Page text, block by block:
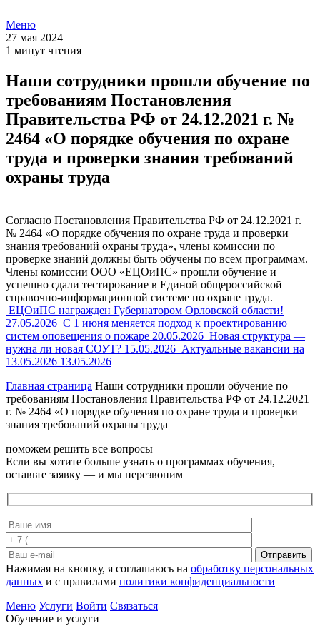
Меню
27 мая 2024
1 минут чтения
Наши сотрудники прошли обучение по
требованиям Постановления
Правительства РФ от 24.12.2021 г. №
2464 «О порядке обучения по охране
труда и проверки знания требований
охраны труда
Согласно Постановления Правительства РФ от 24.12.2021 г.
№ 2464 «О порядке обучения по охране труда и проверки
знания требований охраны труда», члены комиссии по
проверке знаний должны быть обучены по всем программам.
Члены комиссии ООО «ЕЦОиПС» прошли обучение и
успешно сдали тестирование в Единой общероссийской
справочно-информационной системе по охране труда.
ЕЦОиПС награжден Губернатором Орловской области!
27.05.2026 С 1 июня меняется подход к проектированию
систем оповещения о пожаре 20.05.2026 Новая структура —
нужна ли новая СОУТ? 15.05.2026 Актуальные вакансии на
13.05.2026 13.05.2026
Главная страница Наши сотрудники прошли обучение по
требованиям Постановления Правительства РФ от 24.12.2021
г. № 2464 «О порядке обучения по охране труда и проверки
знания требований охраны труда
поможем решить все вопросы
Если вы хотите больше узнать о программах обучения,
оставьте заявку — и мы перезвоним
Отправить
Нажимая на кнопку, я соглашаюсь на обработку персональных
данных и с правилами политики конфиденциальности
Меню Услуги Войти Связаться
Обучение и услуги